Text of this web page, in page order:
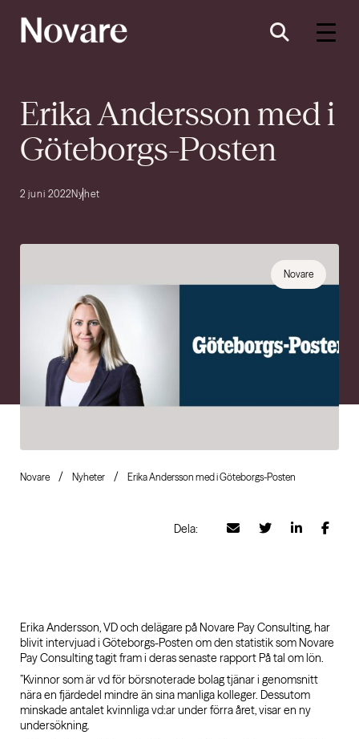
Erika Andersson med i
Göteborgs-Posten
2 juni 2022Nyhet
Novare
Novare Nyheter Erika Andersson med i Göteborgs-Posten
Dela:
Erika Andersson, VD och delägare på Novare Pay Consulting, har
blivit intervjuad i Göteborgs-Posten om den statistik som Novare
Pay Consulting tagit fram i deras senaste rapport På tal om lön.
”Kvinnor som är vd för börsnoterade bolag tjänar i genomsnitt
nära en fjärdedel mindre än sina manliga kolleger. Dessutom
minskade antalet kvinnliga vd:ar under förra året, visar en ny
undersökning.